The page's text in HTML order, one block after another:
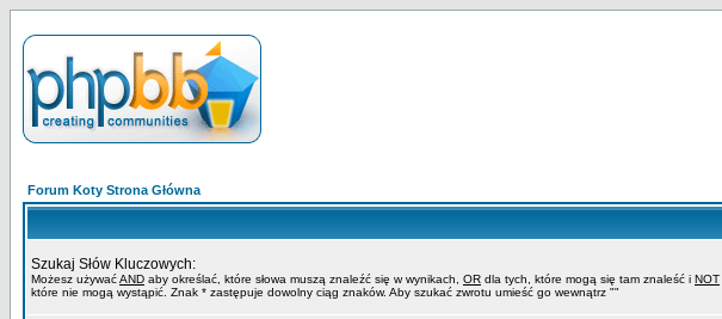
Forum Koty Strona Główna
Szukaj Słów Kluczowych:
Możesz używaćAND aby określać, które słowa muszą znaleźć się w wynikach, OR dla tych, które mogą się tam znaleść i NOT
które nie mogą wystąpić. Znak * zastępuje dowolny ciąg znaków. Aby szukać zwrotu umieść go wewnątrz ""